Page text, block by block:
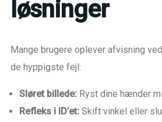
løsninger
Mange brugere oplever afvisning
de hyppigste fejl:
Sløret billede: Ryst dine hænder
Refleks i ID’et: Skift vinkel eller